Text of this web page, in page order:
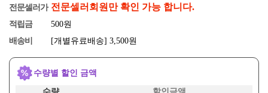
전문셀러가 전문셀러회원만 확인 가능 합니다.
적립금
500원
배송비
[개별유료배송] 3,500원
수량별 할인 금액